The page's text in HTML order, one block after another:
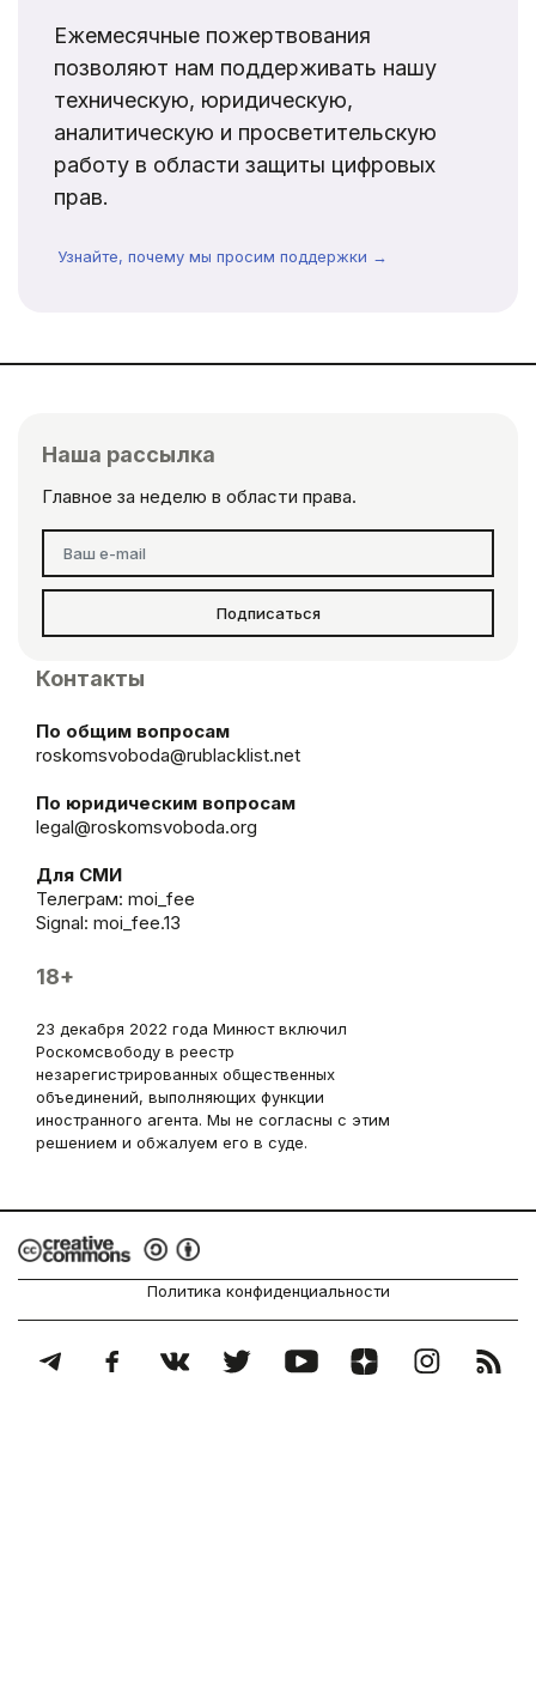
Ежемесячные пожертвования
позволяют нам поддерживать нашу
техническую, юридическую,
аналитическую и просветительскую
работу в области защиты цифровых
прав.
Узнайте, почему мы просим поддержки →
Наша рассылка
Главное за неделю в области права.
Подписаться
Контакты
По общим вопросам
roskomsvoboda@rublacklist.net
По юридическим вопросам
legal@roskomsvoboda.org
Для СМИ
Телеграм: moi_fee
Signal: moi_fee.13
18+
23 декабря 2022 года Минюст включил
Роскомсвободу в реестр
незарегистрированных общественных
объединений, выполняющих функции
иностранного агента. Мы не согласны с этим
решением и обжалуем его в суде.
Политика конфиденциальности